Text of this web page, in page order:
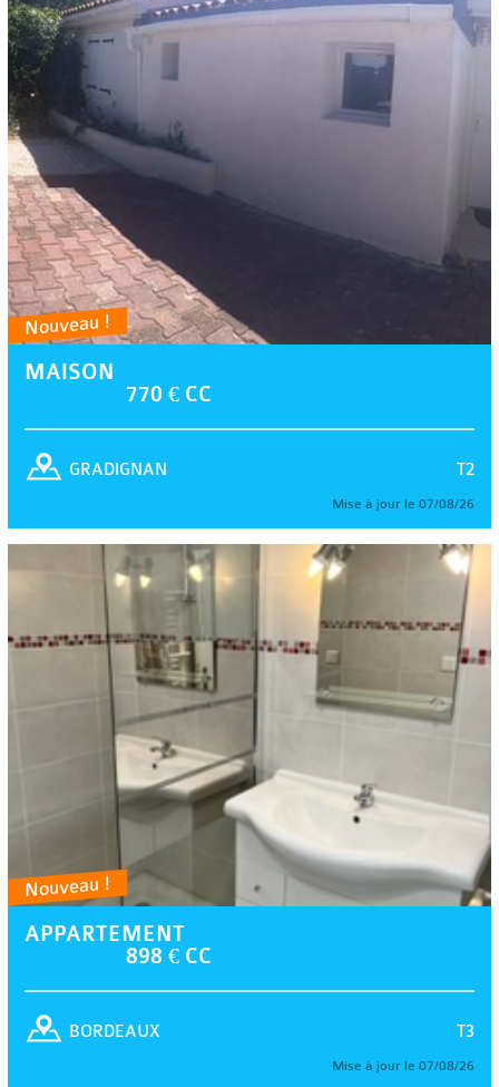
Nouveau !
MAISON
770 € CC
T2
GRADIGNAN
Mise à jour le 07/08/26
Nouveau !
APPARTEMENT
898 € CC
T3
BORDEAUX
Mise à jour le 07/08/26